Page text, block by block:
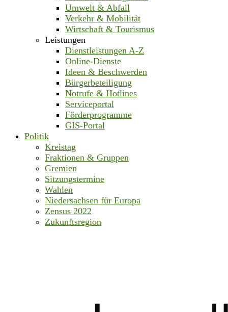
Umwelt & Abfall
Verkehr & Mobilität
Wirtschaft & Tourismus
Leistungen
Dienstleistungen A-Z
Online-Dienste
Ideen & Beschwerden
Bürgerbeteiligung
Notrufe & Hotlines
Serviceportal
Förderprogramme
GIS-Portal
Politik
Kreistag
Fraktionen & Gruppen
Gremien
Sitzungstermine
Wahlen
Niedersachsen für Europa
Zensus 2022
Zukunftsregion